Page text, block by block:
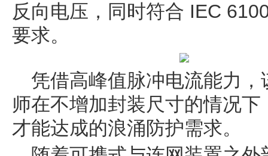
反向电压，同时符合 IEC
要求。
凭借高峰值脉冲电流能力
师在不增加封装尺寸的情况
才能达成的浪涌防护需求。